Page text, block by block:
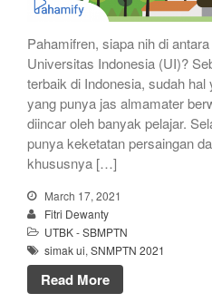
Pahamifren, siapa nih di
Universitas Indonesia (UI)?
terbaik di Indonesia, sudah
yang punya jas almamater
diincar oleh banyak pelajar.
punya keketatan persaingan
khususnya […]
March 17, 2021
Fitri Dewanty
UTBK - SBMPTN
simak ui, SNMPTN 2021
Read More